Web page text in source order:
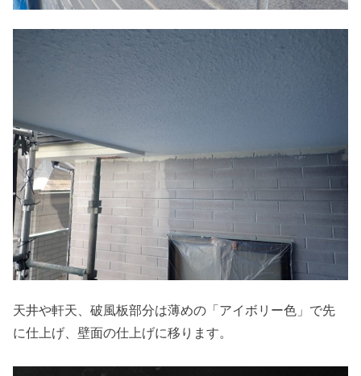
天井や軒天、破風板部分は薄めの「アイボリー色」で先
に仕上げ、壁面の仕上げに移ります。